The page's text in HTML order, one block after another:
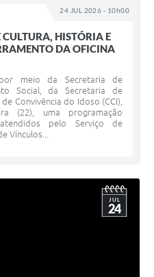
24 JUL 2026 - 10h00
HISTÓRIA E
DA OFICINA
meio da Secretaria de
Social, da Secretaria de
Convivência do Idoso (CCI),
(22), uma programação
pelo Serviço de
Vínculos...
JUL
24